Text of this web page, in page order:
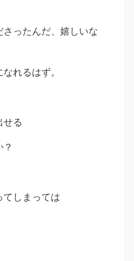
さったんだ、嬉しいな
れるはず。
せる
てしまっては